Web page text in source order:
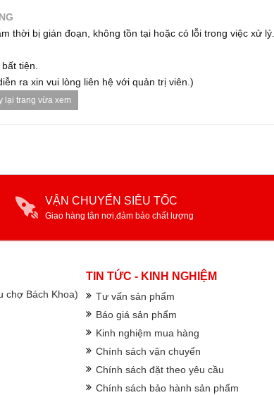
thời bị gián đoạn, không tồn tại hoặc có lỗi trong việc xử lý.
tiện.
ra xin vui lòng liên hệ với quản trị viên.)
lại trang vừa xem
VẬN CHUYỂN SIÊU TỐC
Giao hàng tận nơi,đảm bảo chất lượng
chợ Bách Khoa)
TIN TỨC - KINH NGHIỆM
Tư vấn sản phẩm
Báo giá sản phẩm
Kinh nghiệm mua hàng
Chính sách vận chuyển
Chính sách đặt theo yêu cầu
Chính sách bảo hành sản phẩm